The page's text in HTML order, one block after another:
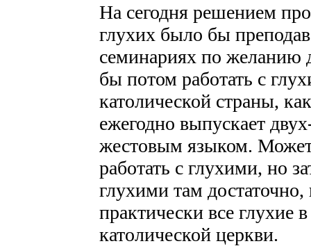
На сегодня решением
глухих было бы
семинариях по желанию
бы потом работать с
католической страны,
ежегодно выпускает
жестовым языком. Может
работать с глухими, но
глухими там достаточно,
практически все глухие
католической церкви.